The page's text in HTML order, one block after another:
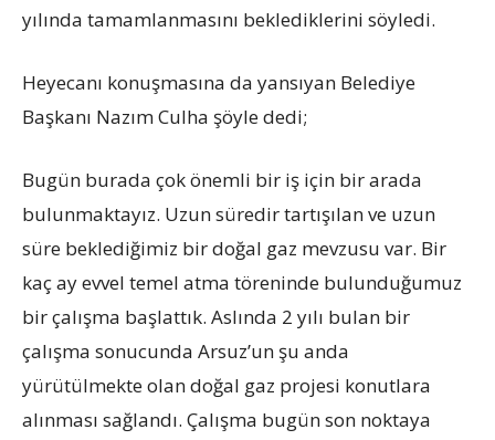
yılında tamamlanmasını beklediklerini söyledi.
Heyecanı konuşmasına da yansıyan Belediye
Başkanı Nazım Culha şöyle dedi;
Bugün burada çok önemli bir iş için bir arada
bulunmaktayız. Uzun süredir tartışılan ve uzun
süre beklediğimiz bir doğal gaz mevzusu var. Bir
kaç ay evvel temel atma töreninde bulunduğumuz
bir çalışma başlattık. Aslında 2 yılı bulan bir
çalışma sonucunda Arsuz’un şu anda
yürütülmekte olan doğal gaz projesi konutlara
alınması sağlandı. Çalışma bugün son noktaya